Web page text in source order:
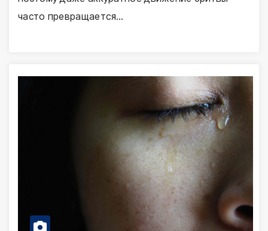
часто превращается…